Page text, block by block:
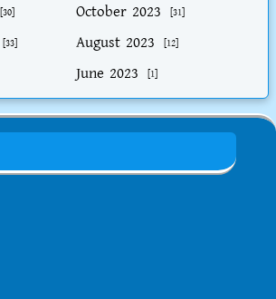
[30] October 2023 [31]
[33] August 2023 [12]
June 2023 [1]